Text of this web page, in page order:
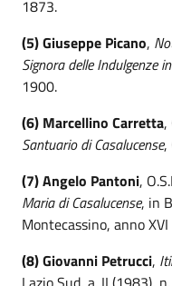
1873.
(5) Giuseppe Picano,
Signora delle Indulgenze
1900.
(6) Marcellino Carretta,
Santuario di Casalucense,
(7) Angelo Pantoni,
Maria di Casalucense, in
Montecassino, anno
(8) Giovanni Petrucci,